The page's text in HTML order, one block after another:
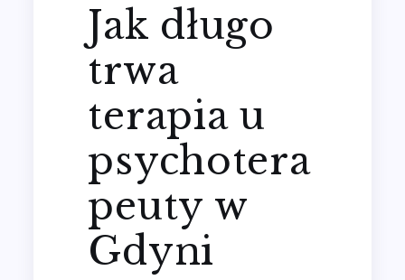
Jak długo
trwa
terapia u
psychotera
peuty w
Gdyni